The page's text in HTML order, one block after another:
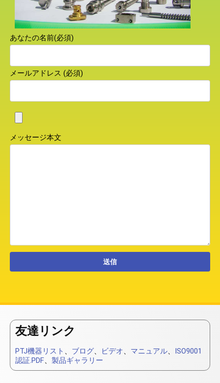
あなたの名前(必須)
メールアドレス (必須)
メッセージ本文
友達リンク
PTJ機器リスト 、 ブログ、 ビデオ、 マニュアル、 ISO9001
認証.PDF、 製品ギャラリー